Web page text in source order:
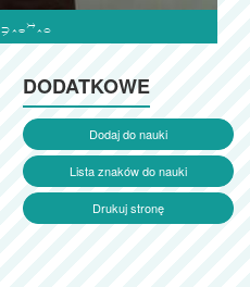

DODATKOWE
Dodaj do nauki
Lista znaków do nauki
Drukuj stronę